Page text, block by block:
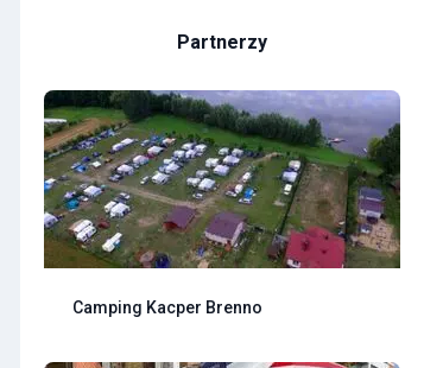
Partnerzy
Camping Kacper Brenno